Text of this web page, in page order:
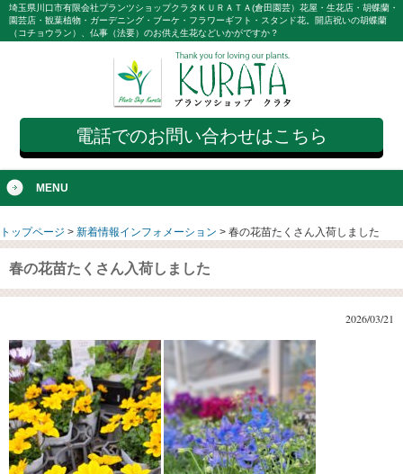
埼玉県川口市有限会社プランツショップクラタＫＵＲＡＴＡ(倉田園芸）花屋・生花店・胡蝶蘭・
園芸店・観葉植物・ガーデニング・ブーケ・フラワーギフト・スタンド花。開店祝いの胡蝶蘭
（コチョウラン）、仏事（法要）のお供え生花などいかがですか？
電話でのお問い合わせはこちら
MENU
トップページ > 新着情報インフォメーション > 春の花苗たくさん入荷しました
春の花苗たくさん入荷しました
2026/03/21